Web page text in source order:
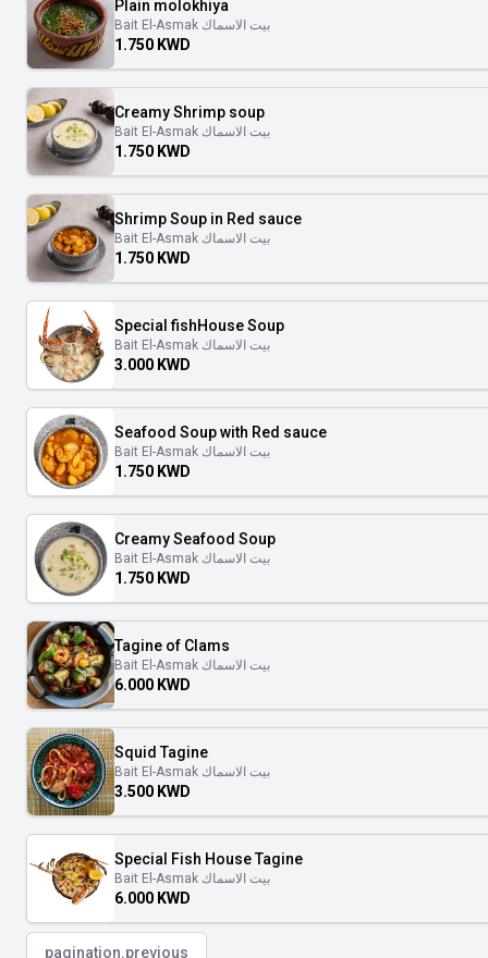
Plain molokhiya
Bait El-Asmak بيت الاسماك
1.750 KWD
Creamy Shrimp soup
Bait El-Asmak بيت الاسماك
1.750 KWD
Shrimp Soup in Red sauce
Bait El-Asmak بيت الاسماك
1.750 KWD
Special fishHouse Soup
Bait El-Asmak بيت الاسماك
3.000 KWD
Seafood Soup with Red sauce
Bait El-Asmak بيت الاسماك
1.750 KWD
Creamy Seafood Soup
Bait El-Asmak بيت الاسماك
1.750 KWD
Tagine of Clams
Bait El-Asmak بيت الاسماك
6.000 KWD
Squid Tagine
Bait El-Asmak بيت الاسماك
3.500 KWD
Special Fish House Tagine
Bait El-Asmak بيت الاسماك
6.000 KWD
pagination.previous